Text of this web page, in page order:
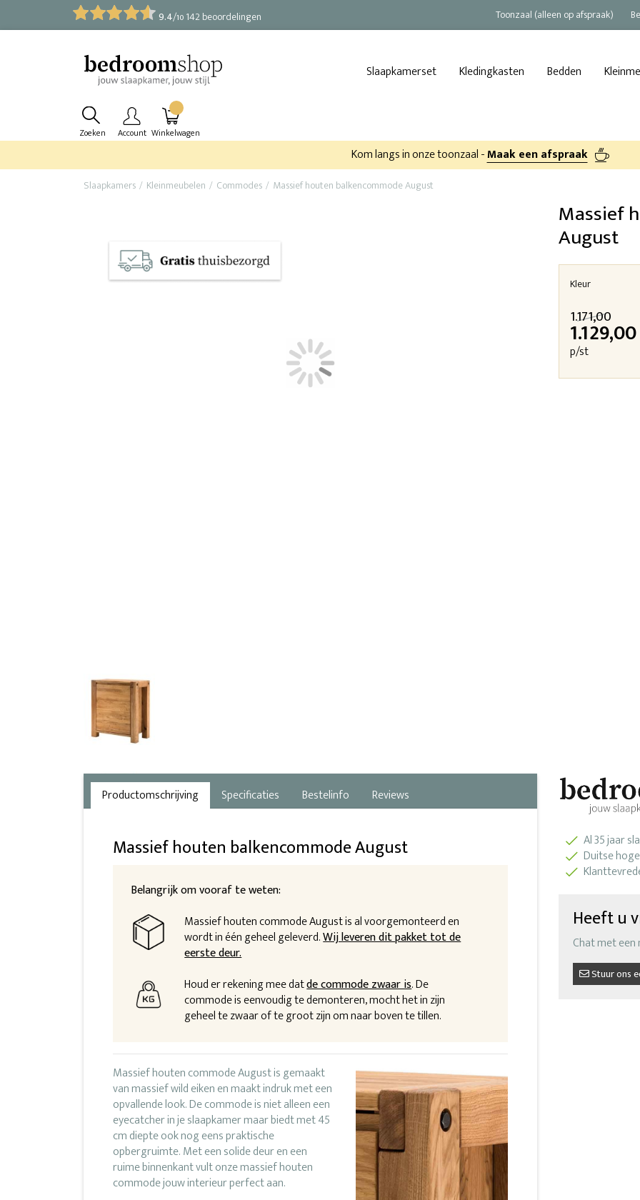
9.4/10 142 beoordelingen Toonzaal (alleen op afspraak)
Slaapkamerset Kledingkasten Bedden
Zoeken Account Winkelwagen
Kom langs in onze toonzaal -Maak een afspraak
Slaapkamers Kleinmeubelen Commodes Massief houten balkencommode August
Massief
August
Kleur
1.171,00
1.129,00
p/st
Productomschrijving Specificaties Bestelinfo Reviews
Massief houten balkencommode August
Belangrijk om vooraf te weten:
Massief houten commode August is al voorgemonteerd en
wordt in één geheel geleverd.Wij leveren dit pakket tot de
eerste deur.
Houd er rekening mee datde commode zwaar is. De
commode is eenvoudig te demonteren, mocht het in zijn
geheel te zwaar of te groot zijn om naar boven te tillen.
Massief houten commode August is gemaakt
van massief wild eiken en maakt indruk met een
opvallende look. De commode is niet alleen een
eyecatcher in je slaapkamer maar biedt met 45
cm diepte ook nog eens praktische
opbergruimte. Met een solide deur en een
ruime binnenkant vult onze massief houten
commode jouw interieur perfect aan.
Al 35 jaar
Duitse
Heeft u
Chat met
Stuur ons